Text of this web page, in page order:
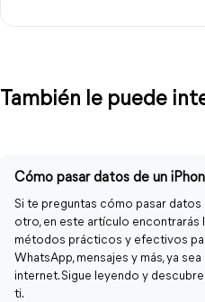
También le puede
Cómo pasar datos de un
Si te preguntas cómo pasar
otro, en este artículo encontrarás
métodos prácticos y efectivos
WhatsApp, mensajes y más, ya
internet. Sigue leyendo y
ti.